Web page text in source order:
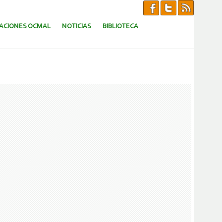
OCMAL NOTICIAS BIBLIOTECA